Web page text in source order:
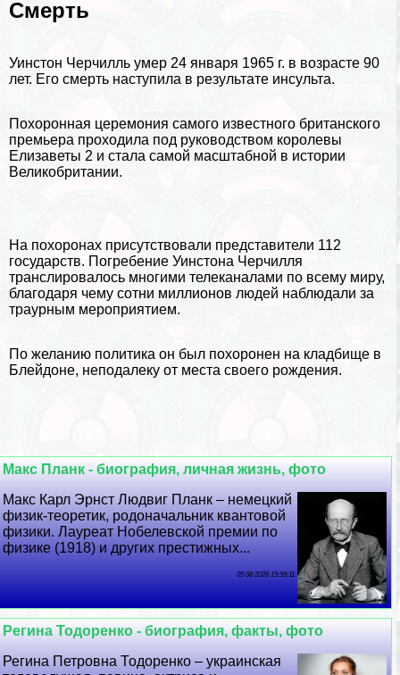
Cмepть
Уинстон Черчилль умер 24 января 1965 г. в возрасте 90
лет. Его cмepть наступила в результате инсульта.
Похоронная церемония самого известного британского
премьера проходила под руководством королевы
Елизаветы 2 и стала самой масштабной в истории
Великобритании.
На похоронах присутствовали представители 112
государств. Погребение Уинстона Черчилля
трaнcлировалось многими телеканалами по всему миру,
благодаря чему сотни миллионов людей наблюдали за
траурным мероприятием.
По желанию политика он был похоронен на кладбище в
Блейдоне, неподалеку от места своего рождения.
Макс Планк - биография, личная жизнь, фото
Макс Карл Эрнст Людвиг Планк – немецкий
физик-теоретик, родоначальник квантовой
физики. Лауреат Нобелевской премии по
физике (1918) и других престижных...
05 08 2026 15:59:11
Регина Тодоренко - биография, факты, фото
Регина Петровна Тодоренко – украинская